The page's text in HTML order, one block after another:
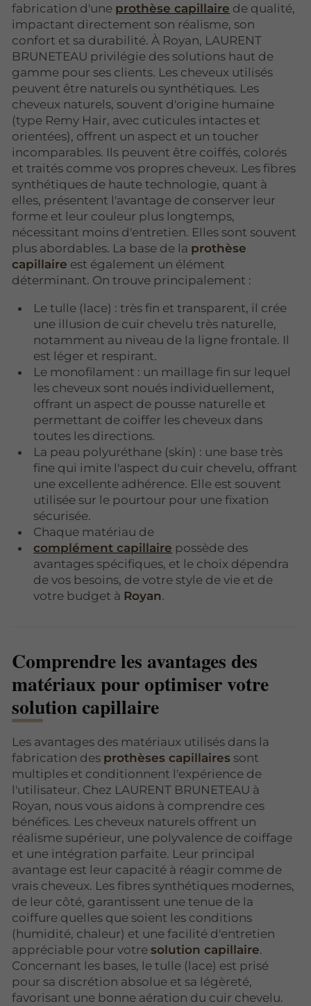
fabrication d'une prothèse capillaire de qualité,
impactant directement son réalisme, son
confort et sa durabilité. À Royan, LAURENT
BRUNETEAU privilégie des solutions haut de
gamme pour ses clients. Les cheveux utilisés
peuvent être naturels ou synthétiques. Les
cheveux naturels, souvent d'origine humaine
(type Remy Hair, avec cuticules intactes et
orientées), offrent un aspect et un toucher
incomparables. Ils peuvent être coiffés, colorés
et traités comme vos propres cheveux. Les fibres
synthétiques de haute technologie, quant à
elles, présentent l'avantage de conserver leur
forme et leur couleur plus longtemps,
nécessitant moins d'entretien. Elles sont souvent
plus abordables. La base de la prothèse
capillaire est également un élément
déterminant. On trouve principalement :
Le tulle (lace) : très fin et transparent, il crée
une illusion de cuir chevelu très naturelle,
notamment au niveau de la ligne frontale. Il
est léger et respirant.
Le monofilament : un maillage fin sur lequel
les cheveux sont noués individuellement,
offrant un aspect de pousse naturelle et
permettant de coiffer les cheveux dans
toutes les directions.
La peau polyuréthane (skin) : une base très
fine qui imite l'aspect du cuir chevelu, offrant
une excellente adhérence. Elle est souvent
utilisée sur le pourtour pour une fixation
sécurisée.
Chaque matériau de
complément capillaire possède des
avantages spécifiques, et le choix dépendra
de vos besoins, de votre style de vie et de
votre budget à Royan.
Comprendre les avantages des
matériaux pour optimiser votre
solution capillaire
Les avantages des matériaux utilisés dans la
fabrication des prothèses capillaires sont
multiples et conditionnent l'expérience de
l'utilisateur. Chez LAURENT BRUNETEAU à
Royan, nous vous aidons à comprendre ces
bénéfices. Les cheveux naturels offrent un
réalisme supérieur, une polyvalence de coiffage
et une intégration parfaite. Leur principal
avantage est leur capacité à réagir comme de
vrais cheveux. Les fibres synthétiques modernes,
de leur côté, garantissent une tenue de la
coiffure quelles que soient les conditions
(humidité, chaleur) et une facilité d'entretien
appréciable pour votre solution capillaire.
Concernant les bases, le tulle (lace) est prisé
pour sa discrétion absolue et sa légèreté,
favorisant une bonne aération du cuir chevelu.